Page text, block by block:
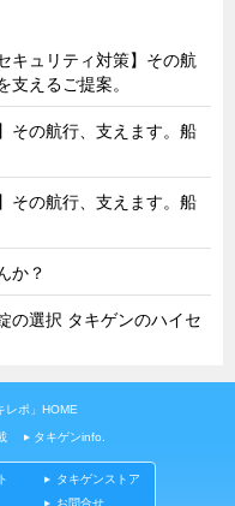
キュリティ対策】その航
支えるご提案。
その航行、支えます。船
その航行、支えます。船
か？
の選択 タキゲンのハイセ
レポ」HOME
タキゲンinfo.
タキゲンストア
お問合せ